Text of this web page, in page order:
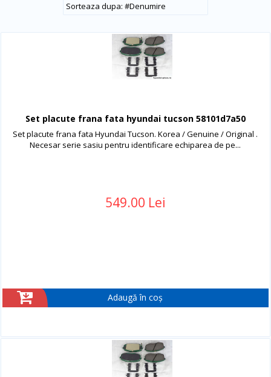
#Denumire
Set placute frana fata hyundai tucson 58101d7a50
Set placute frana fata Hyundai Tucson. Korea / Genuine / Original .
Necesar serie sasiu pentru identificare echiparea de pe...
549.00 Lei
Adaugă în coș